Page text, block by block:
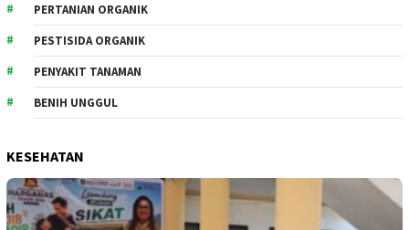
PERTANIAN ORGANIK
PESTISIDA ORGANIK
PENYAKIT TANAMAN
BENIH UNGGUL
KESEHATAN